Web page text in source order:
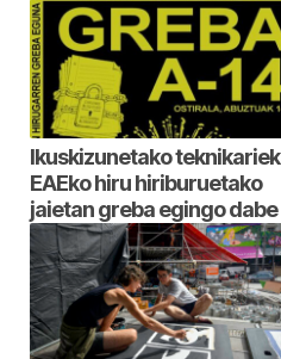
Ikuskizunetako teknikariek
EAEko hiru hiriburuetako
jaietan greba egingo dabe